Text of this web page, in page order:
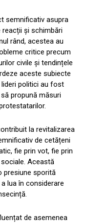
semnificativ asupra
reacții și schimbări
rând, acestea au
critice precum
civile și tendințele
aceste subiecte
politici au fost
propună măsuri
la revitalizarea
de cetățeni
fie prin vot, fie prin
Această
presiune sporită
lua în considerare
de asemenea